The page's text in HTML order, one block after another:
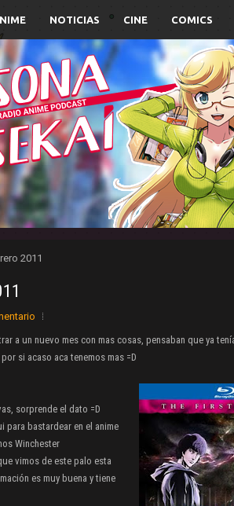
NOTICIAS CINE COMICS
2011
a un nuevo mes con mas cosas, pensaban que ya
si acaso aca tenemos mas =D
sorprende el dato =D
para bastardear en el anime
Winchester
vimos de este palo esta
es muy buena y tiene